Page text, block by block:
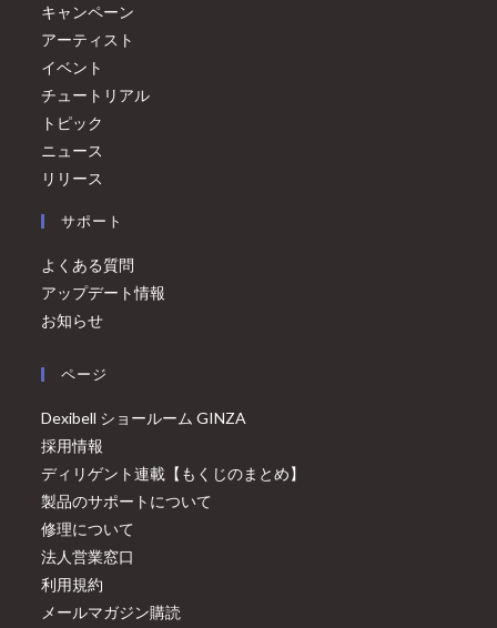
キャンペーン
アーティスト
イベント
チュートリアル
トピック
ニュース
リリース
サポート
よくある質問
アップデート情報
お知らせ
ページ
Dexibell ショールーム GINZA
採用情報
ディリゲント連載【もくじのまとめ】
製品のサポートについて
修理について
法人営業窓口
利用規約
メールマガジン購読